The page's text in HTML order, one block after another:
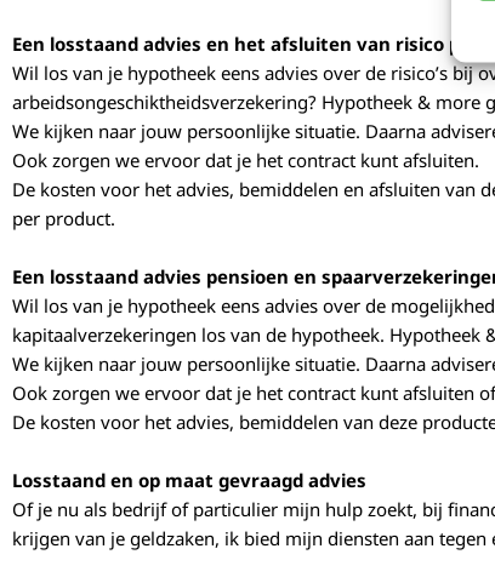
Een losstaand advies en het afsluiten van risico
Wil los van je hypotheek eens advies over de risico’s bij
arbeidsongeschiktheidsverzekering? Hypotheek & more
We kijken naar jouw persoonlijke situatie. Daarna
Ook zorgen we ervoor dat je het contract kunt afsluiten.
De kosten voor het advies, bemiddelen en afsluiten van
per product.
Een losstaand advies pensioen en
Wil los van je hypotheek eens advies over de
kapitaalverzekeringen los van de hypotheek.
We kijken naar jouw persoonlijke situatie. Daarna
Ook zorgen we ervoor dat je het contract kunt afsluiten
De kosten voor het advies, bemiddelen van deze
Losstaand en op maat gevraagd advies
Of je nu als bedrijf of particulier mijn hulp zoekt, bij
krijgen van je geldzaken, ik bied mijn diensten aan tegen